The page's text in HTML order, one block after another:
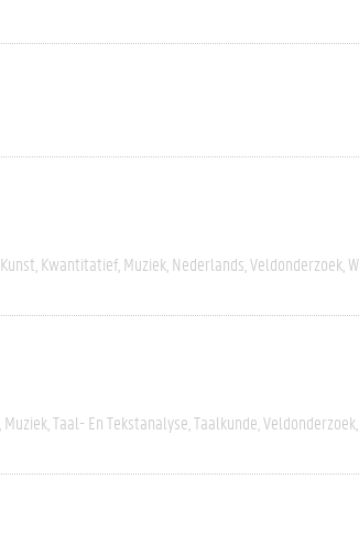
Kunst Kwantitatief Muziek Nederlands Veldonderzoek
Muziek Taal- En Tekstanalyse Taalkunde Veldonderzoek